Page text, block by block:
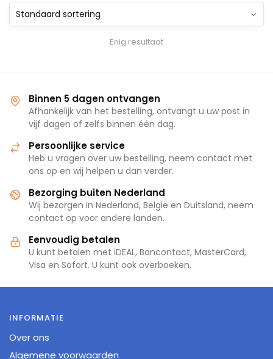
Enig resultaat
Binnen 5 dagen ontvangen
Afhankelijk van het bestelling, ontvangt u uw post in
vijf dagen of zelfs binnen één dag.
Persoonlijke service
Heb u vragen over uw bestelling, neem contact met
ons op en wij helpen u dan verder.
Bezorging buiten Nederland
Wij bezorgen in Nederland, België en Duitsland, neem
contact op voor andere landen.
Eenvoudig betalen
U kunt betalen met iDEAL, Bancontact, MasterCard,
Visa en Sofort. U kunt ook overboeken.
INFORMATIE
Over ons
Algemene voorwaarden